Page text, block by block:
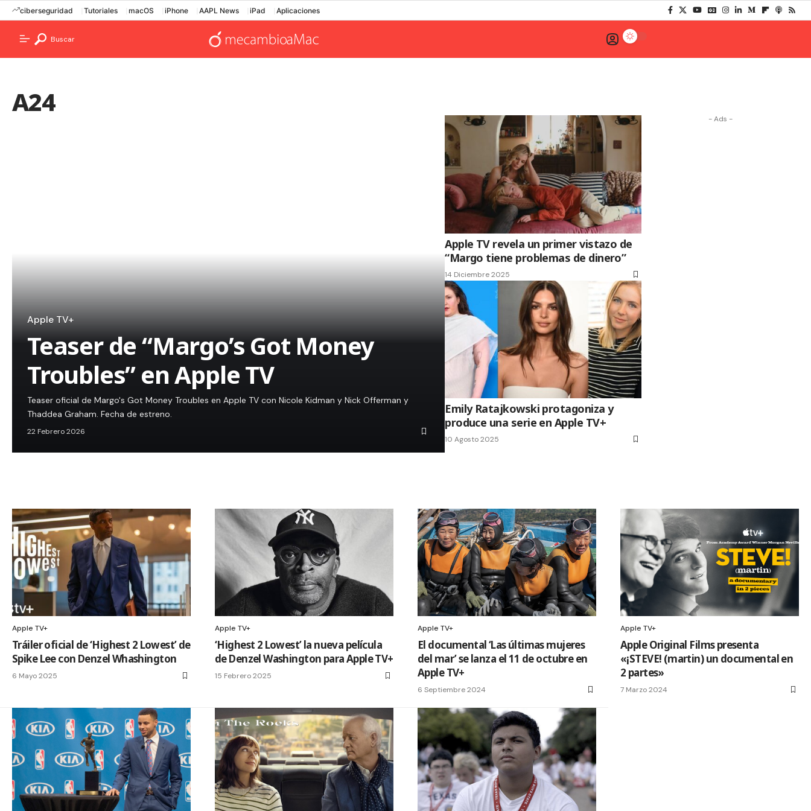
ciberseguridad Tutoriales macOS iPhone AAPL News iPad Aplicaciones
Buscar
A24
Apple TV+
Teaser de “Margo’s Got Money
Troubles” en Apple TV
Teaser oficial de Margo's Got Money Troubles en Apple TV con Nicole Kidman y Nick Offerman y
Thaddea Graham. Fecha de estreno.
22 Febrero 2026
Apple TV revela un primer vistazo de
“Margo tiene problemas de dinero”
14 Diciembre 2025
Emily Ratajkowski protagoniza y
produce una serie en Apple TV+
10 Agosto 2025
- Ads -
Apple TV+
Tráiler oficial de ‘Highest 2 Lowest’ de
Spike Lee con Denzel Whashington
6 Mayo 2025
Apple TV+
‘Highest 2 Lowest’ la nueva película
de Denzel Washington para Apple TV+
15 Febrero 2025
Apple TV+
El documental ‘Las últimas mujeres
del mar’ se lanza el 11 de octubre en
Apple TV+
6 Septiembre 2024
Apple TV+
Apple Original Films presenta
«¡STEVE! (martin) un documental en
2 partes»
7 Marzo 2024